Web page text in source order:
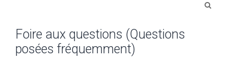
Foire aux questions (Questions
posées fréquemment)